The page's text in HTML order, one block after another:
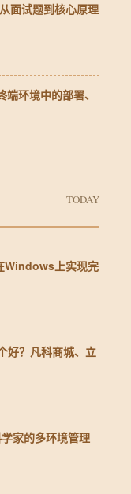
面试题到核心原理
环境中的部署、
TODAY
Windows上实现完
好？凡科商城、立
家的多环境管理